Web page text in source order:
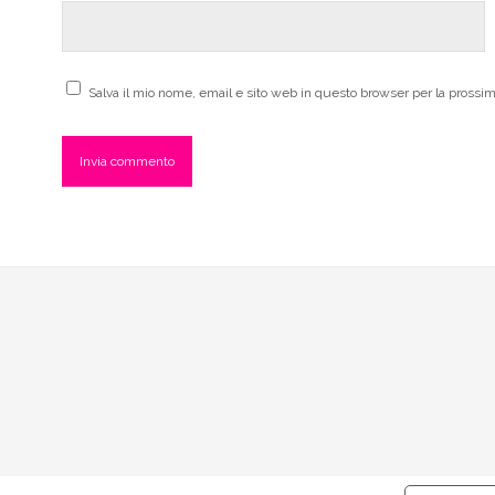
Salva il mio nome, email e sito web in questo browser per la